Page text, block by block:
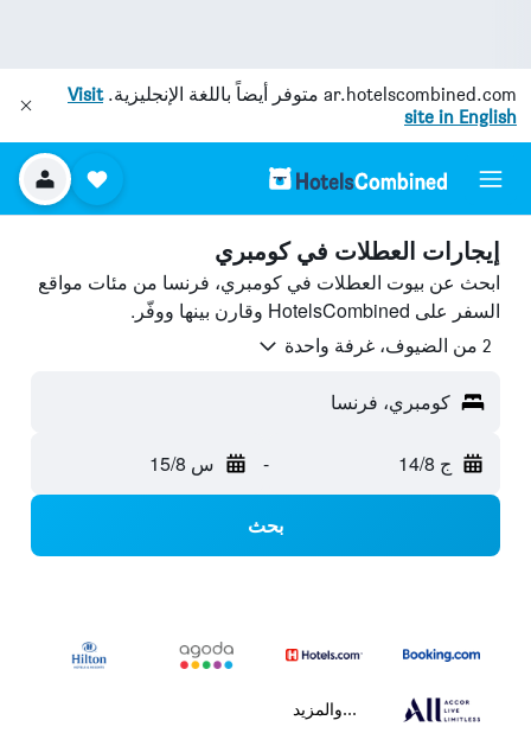
ar.hotelscombined.com متوفر أيضاً باللغة الإنجليزية.Visit
site in English
إيجارات العطلات في كومبري
ابحث عن بيوت العطلات في كومبري، فرنسا من مئات مواقع
السفر على HotelsCombined وقارن بينها ووفّر.
2 من الضيوف، غرفة واحدة
كومبري، فرنسا
ج 14/8 - س 15/8
بحث
...والمزيد